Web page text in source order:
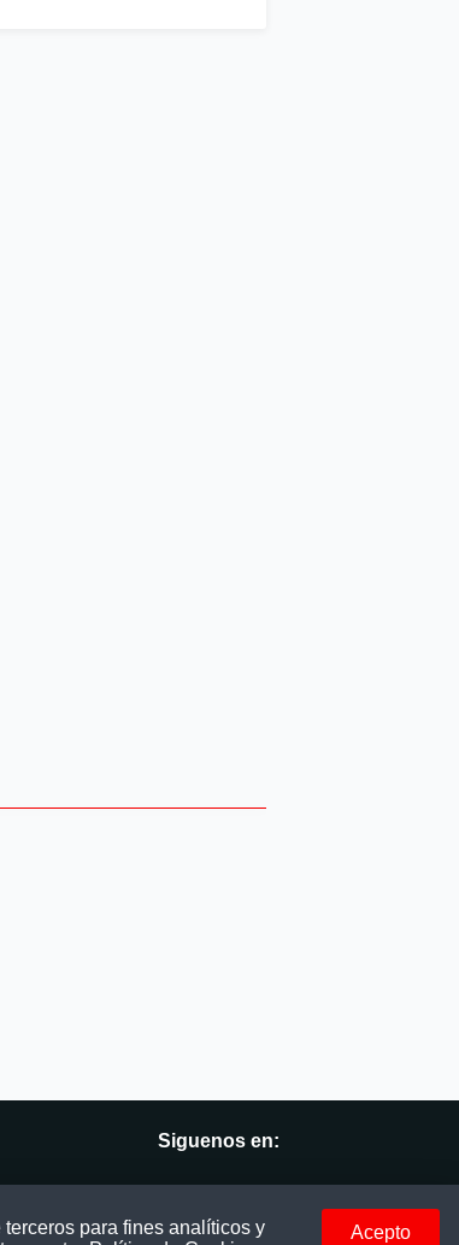
Siguenos en:
para fines analíticos y
Acepto